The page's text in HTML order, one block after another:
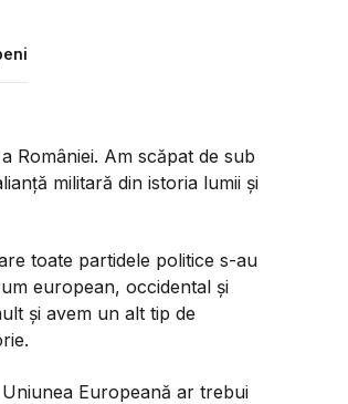
României. Am scăpat de sub
militară din istoria lumii și
toate partidele politice s-au
european, occidental și
și avem un alt tip de
Europeană ar trebui